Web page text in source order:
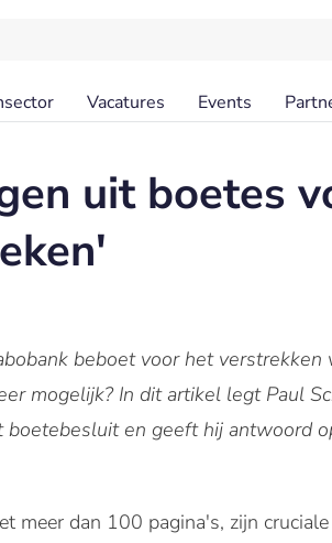
Vacatures Events
uit boetes
beboet voor het
mogelijk? In dit artikel legt Paul
en geeft hij antwoord
meer dan 100 pagina's, zijn